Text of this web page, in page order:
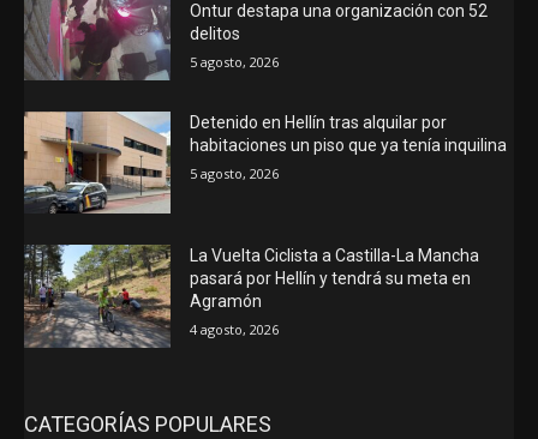
Ontur destapa una organización con 52
delitos
5 agosto, 2026
Detenido en Hellín tras alquilar por
habitaciones un piso que ya tenía inquilina
5 agosto, 2026
La Vuelta Ciclista a Castilla-La Mancha
pasará por Hellín y tendrá su meta en
Agramón
4 agosto, 2026
CATEGORÍAS POPULARES